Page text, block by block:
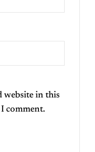
website in this
comment.